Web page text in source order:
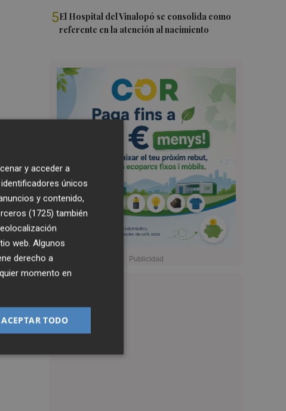
5El Hospital del Vinalopó se consolida como
referente en la atención al nacimiento
y acceder a
únicos
y contenido,
(1725) también
web. Algunos
derecho a
momento en
ACEPTAR TODO